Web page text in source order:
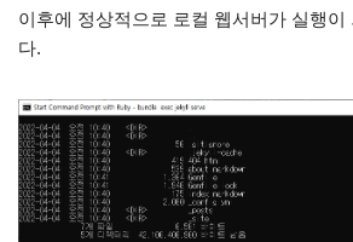
이후에 정상적으로 로컬 웹서버가 실행이
다.